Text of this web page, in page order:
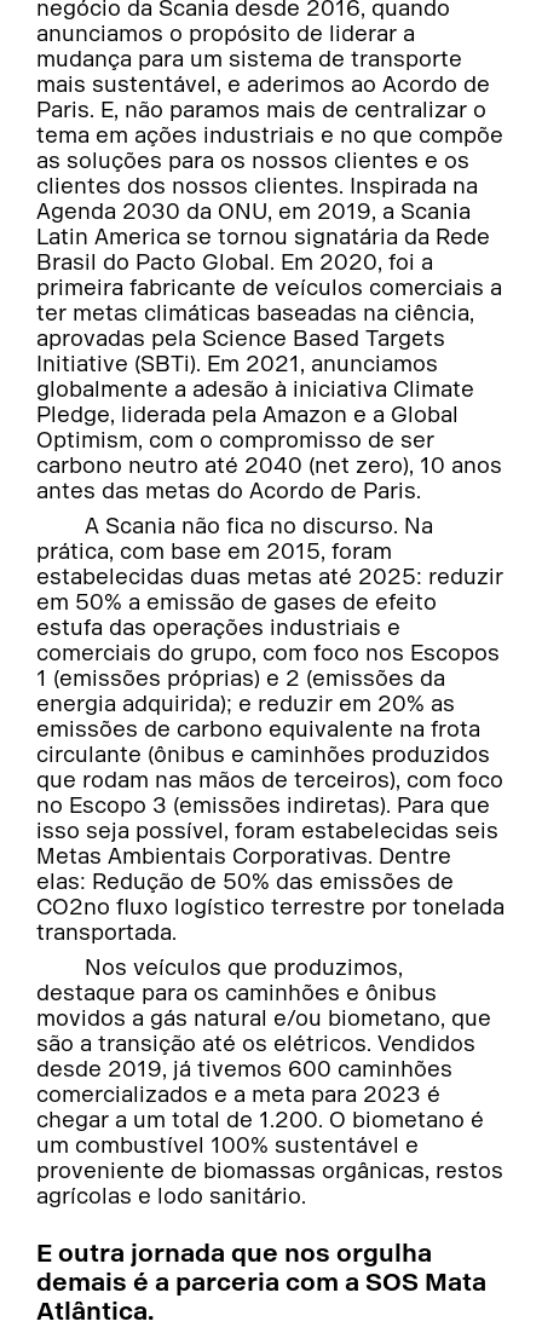
negócio da Scania desde 2016, quando
anunciamos o propósito de liderar a
mudança para um sistema de transporte
mais sustentável, e aderimos ao Acordo de
Paris. E, não paramos mais de centralizar o
tema em ações industriais e no que compõe
as soluções para os nossos clientes e os
clientes dos nossos clientes. Inspirada na
Agenda 2030 da ONU, em 2019, a Scania
Latin America se tornou signatária da Rede
Brasil do Pacto Global. Em 2020, foi a
primeira fabricante de veículos comerciais a
ter metas climáticas baseadas na ciência,
aprovadas pela Science Based Targets
Initiative (SBTi). Em 2021, anunciamos
globalmente a adesão à iniciativa Climate
Pledge, liderada pela Amazon e a Global
Optimism, com o compromisso de ser
carbono neutro até 2040 (net zero), 10 anos
antes das metas do Acordo de Paris.
A Scania não fica no discurso. Na
prática, com base em 2015, foram
estabelecidas duas metas até 2025: reduzir
em 50% a emissão de gases de efeito
estufa das operações industriais e
comerciais do grupo, com foco nos Escopos
1 (emissões próprias) e 2 (emissões da
energia adquirida); e reduzir em 20% as
emissões de carbono equivalente na frota
circulante (ônibus e caminhões produzidos
que rodam nas mãos de terceiros), com foco
no Escopo 3 (emissões indiretas). Para que
isso seja possível, foram estabelecidas seis
Metas Ambientais Corporativas. Dentre
elas: Redução de 50% das emissões de
CO2no fluxo logístico terrestre por tonelada
transportada.
Nos veículos que produzimos,
destaque para os caminhões e ônibus
movidos a gás natural e/ou biometano, que
são a transição até os elétricos. Vendidos
desde 2019, já tivemos 600 caminhões
comercializados e a meta para 2023 é
chegar a um total de 1.200. O biometano é
um combustível 100% sustentável e
proveniente de biomassas orgânicas, restos
agrícolas e lodo sanitário.
E outra jornada que nos orgulha
demais é a parceria com a SOS Mata
Atlântica.